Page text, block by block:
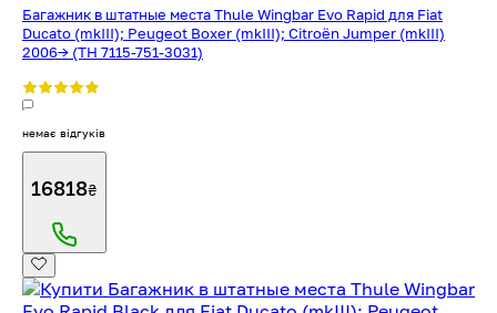
Багажник в штатные места Thule Wingbar Evo Rapid для Fiat
Ducato (mkIII); Peugeot Boxer (mkIII); Citroën Jumper (mkIII)
2006→ (TH 7115-751-3031)
немає відгуків
16818₴